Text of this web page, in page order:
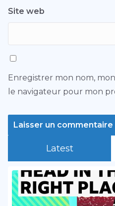
Site web
Enregistrer mon nom,
le navigateur pour mon
Latest